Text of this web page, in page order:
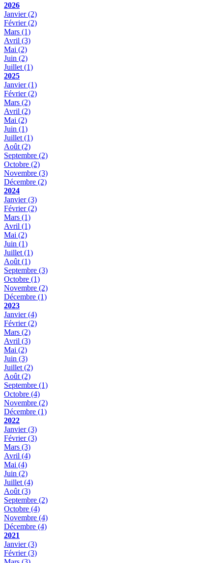
2026
Janvier(2)
Février(2)
Mars (1)
Avril (3)
Mai (2)
Juin (2)
Juillet (1)
2025
Janvier(1)
Février(2)
Mars (2)
Avril (2)
Mai (2)
Juin (1)
Juillet (1)
Août (2)
Septembre (2)
Octobre (2)
Novembre (3)
Décembre (2)
2024
Janvier(3)
Février(2)
Mars (1)
Avril (1)
Mai (2)
Juin (1)
Juillet (1)
Août (1)
Septembre (3)
Octobre (1)
Novembre (2)
Décembre (1)
2023
Janvier(4)
Février(2)
Mars (2)
Avril (3)
Mai (2)
Juin (3)
Juillet (2)
Août (2)
Septembre (1)
Octobre (4)
Novembre (2)
Décembre (1)
2022
Janvier(3)
Février(3)
Mars (3)
Avril (4)
Mai (4)
Juin (2)
Juillet (4)
Août (3)
Septembre (2)
Octobre (4)
Novembre (4)
Décembre (4)
2021
Janvier(3)
Février(3)